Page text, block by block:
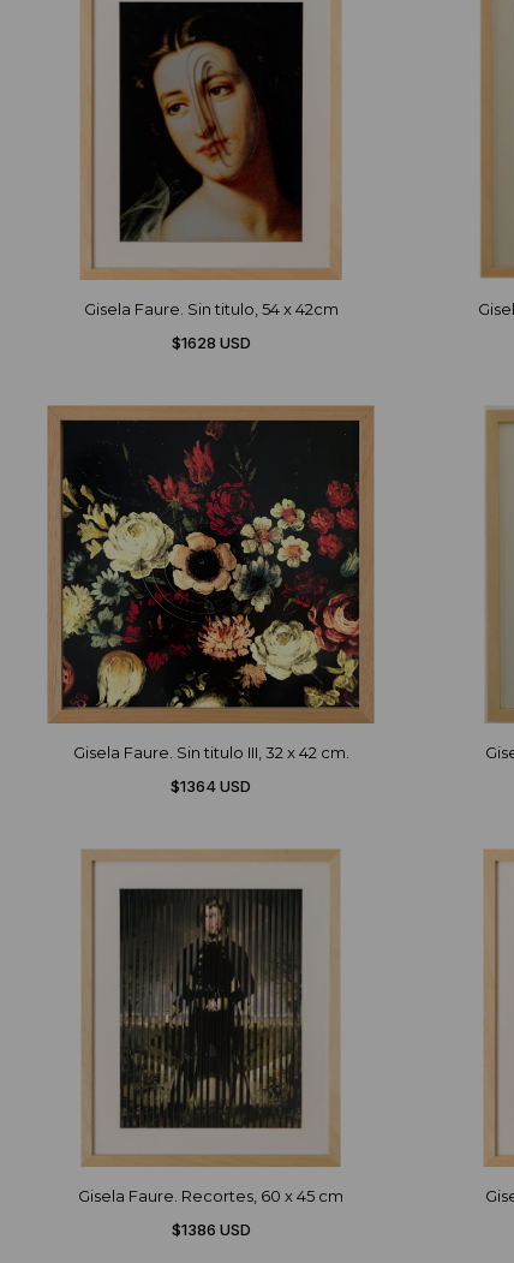
Gisela Faure. Sin titulo, 54 x 42cm
$1628 USD
Gisela Faure. Sin titulo III, 32 x 42 cm.
$1364 USD
Gisela Faure. Recortes, 60 x 45 cm
$1386 USD